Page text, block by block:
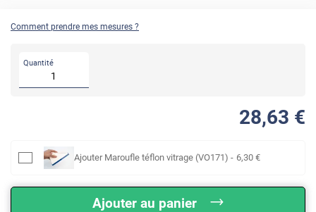
Comment prendre mes mesures ?
Quantité
28,63 €
Ajouter Maroufle téflon vitrage (VO171) - 6,30 €
Ajouter au panier